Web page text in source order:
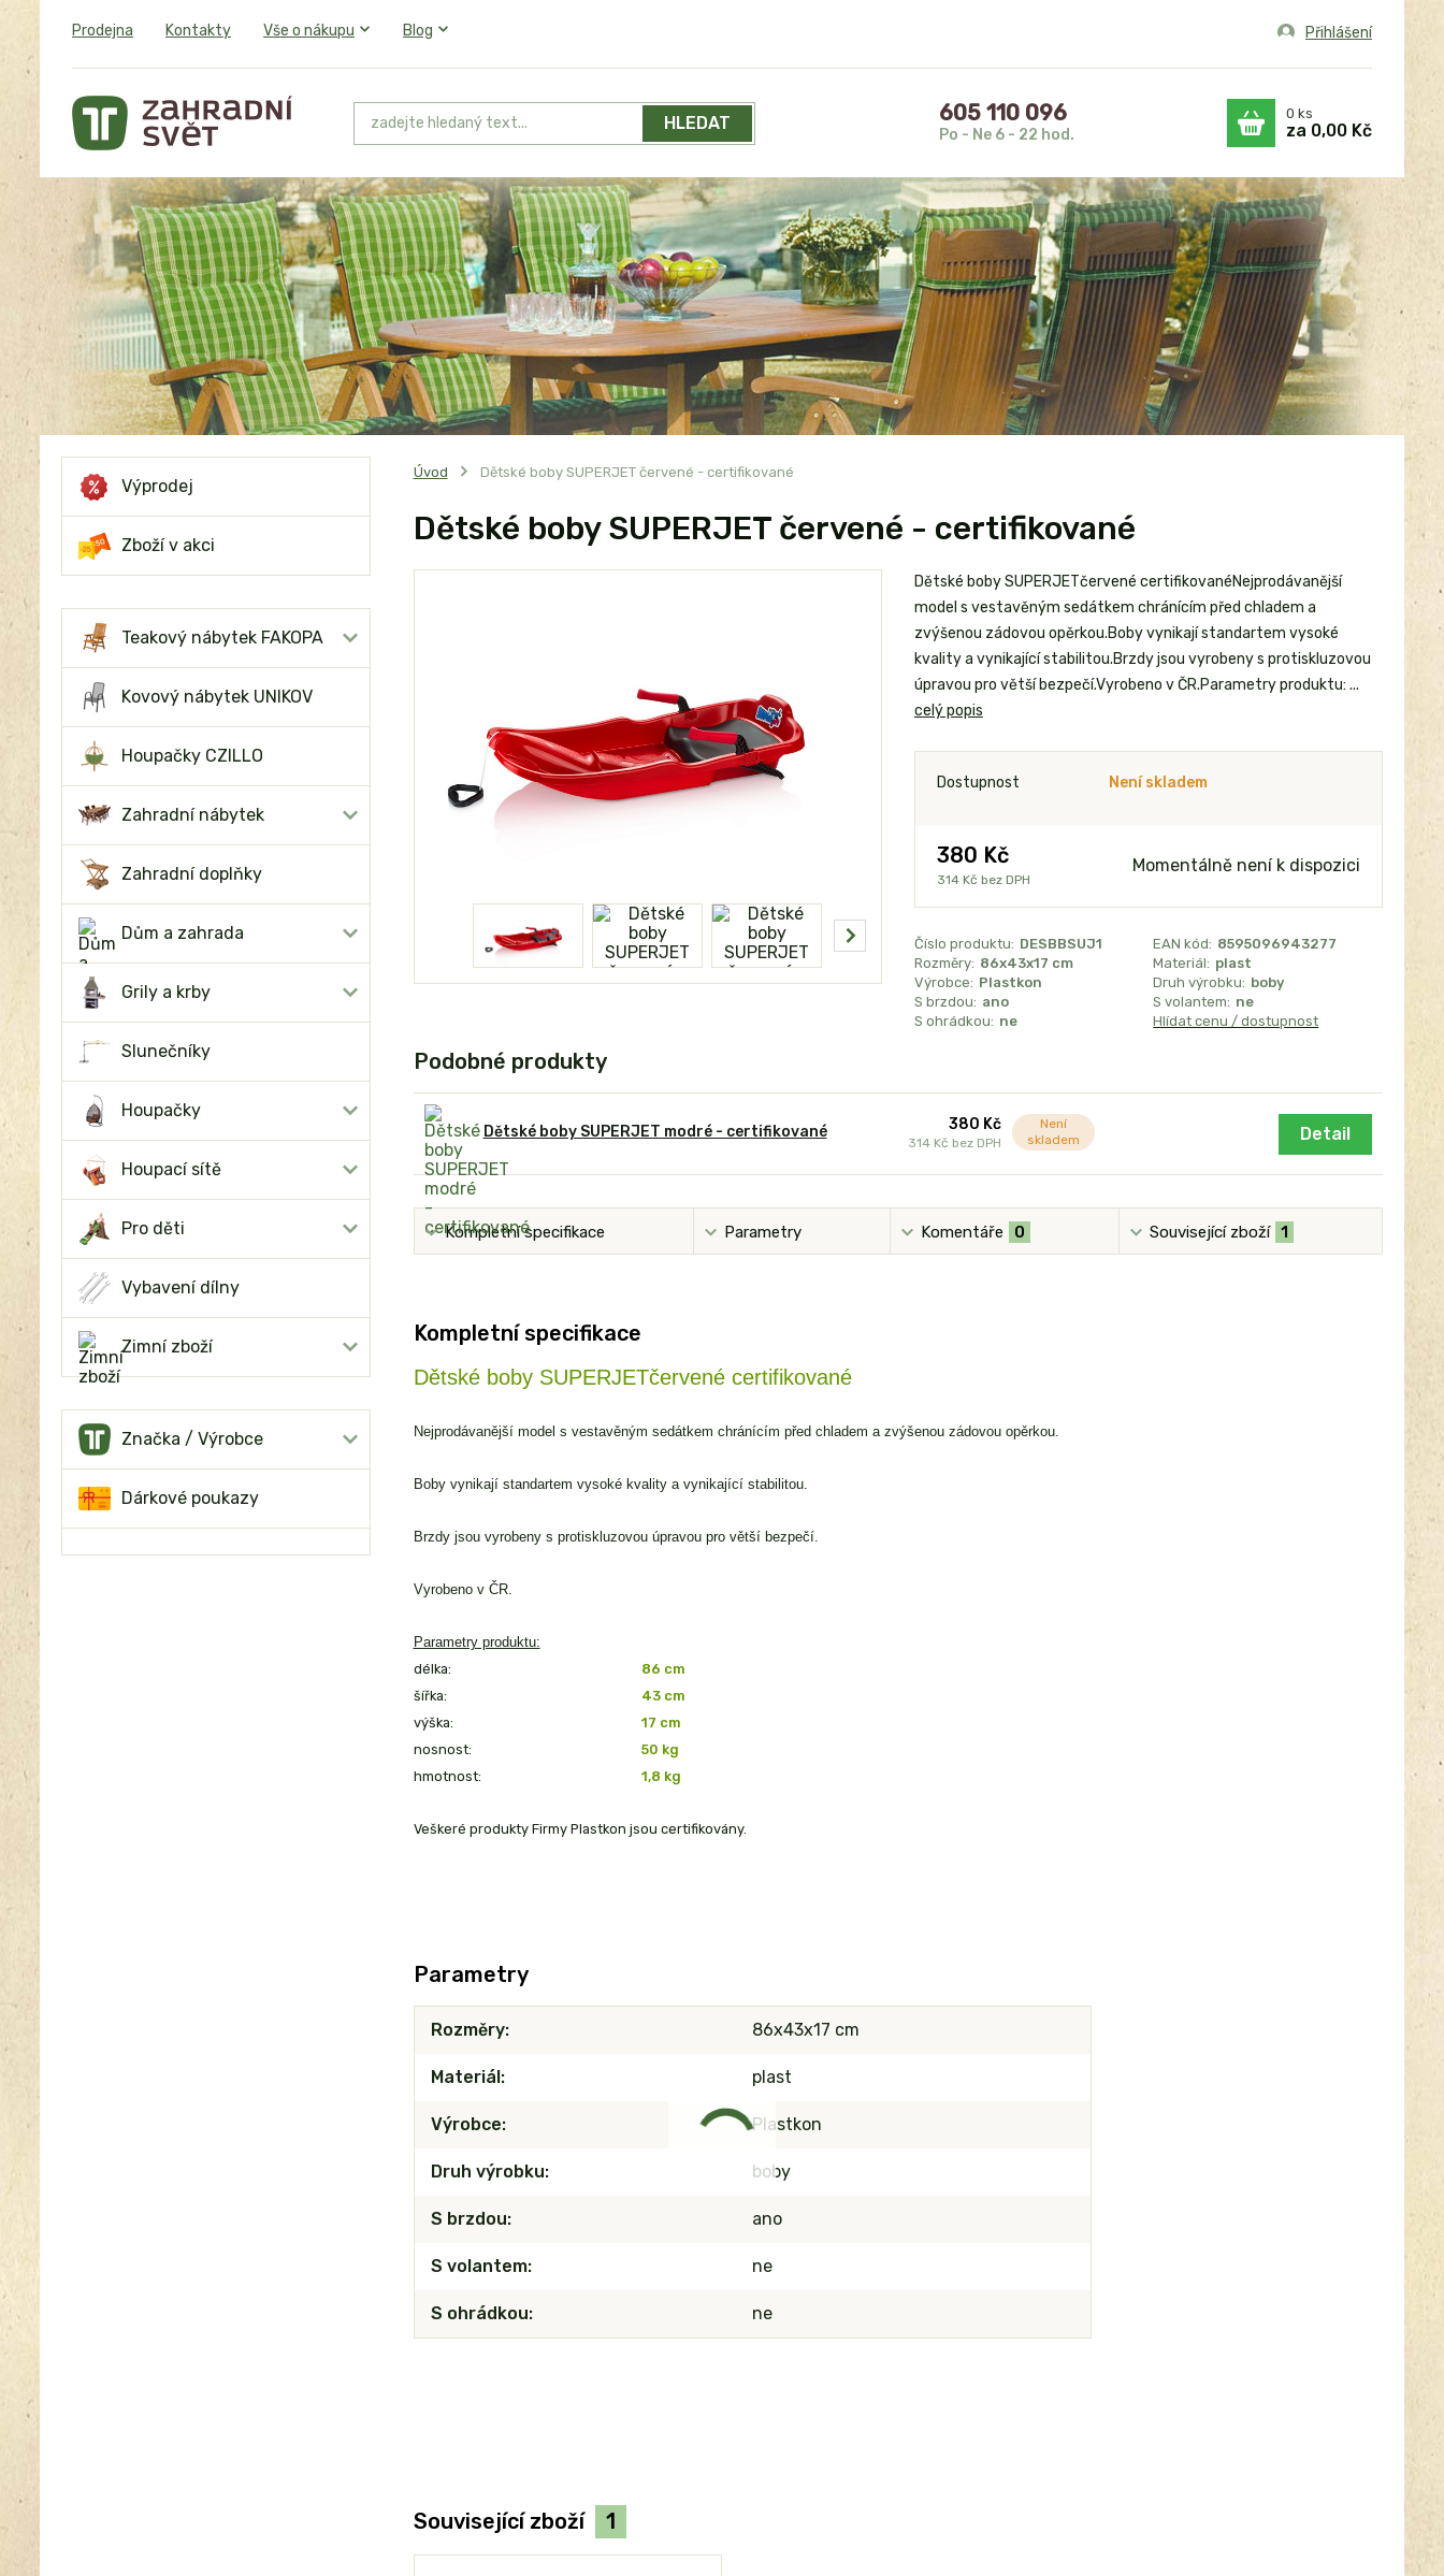
Prodejna Kontakty Vše o nákupu Blog Přihlášení
HLEDAT 605 110 096
Po - Ne 6 - 22 hod.
0 ks
za 0,00 Kč
Výprodej
Zboží v akci
Teakový nábytek FAKOPA
Kovový nábytek UNIKOV
Houpačky CZILLO
Zahradní nábytek
Zahradní doplňky
Dům a zahrada
Grily a krby
Slunečníky
Houpačky
Houpací sítě
Pro děti
Vybavení dílny
Zimní zboží
Značka / Výrobce
Dárkové poukazy
Úvod Dětské boby SUPERJET červené - certifikované
Dětské boby SUPERJET červené - certifikované
Dětské boby SUPERJETčervené certifikovanéNejprodávanější
model s vestavěným sedátkem chránícím před chladem a
zvýšenou zádovou opěrkou.Boby vynikají standartem vysoké
kvality a vynikající stabilitou.Brzdy jsou vyrobeny s protiskluzovou
úpravou pro větší bezpečí.Vyrobeno v ČR.Parametry produktu: ...
celý popis
Dostupnost Není skladem
380 Kč
314 Kč bez DPH
Momentálně není k dispozici
Číslo produktu: DESBBSUJ1 EAN kód: 8595096943277
Rozměry: 86x43x17 cm Materiál: plast
Výrobce: Plastkon Druh výrobku: boby
S brzdou: ano S volantem: ne
S ohrádkou: ne Hlídat cenu / dostupnost
Podobné produkty
Dětské boby SUPERJET modré - certifikované 380 Kč
314 Kč bez DPH
Není
skladem
Detail
Kompletní specifikace Parametry Komentáře 0 Související zboží 1
Kompletní specifikace
Dětské boby SUPERJETčervené certifikované
Nejprodávanější model s vestavěným sedátkem chránícím před chladem a zvýšenou zádovou opěrkou.
Boby vynikají standartem vysoké kvality a vynikající stabilitou.
Brzdy jsou vyrobeny s protiskluzovou úpravou pro větší bezpečí.
Vyrobeno v ČR.
Parametry produktu:
délka:
86 cm
šířka:
43 cm
výška:
17 cm
nosnost:
50 kg
hmotnost:
1,8 kg
Veškeré produkty Firmy Plastkon jsou certifikovány.
Parametry
Rozměry 86x43x17 cm
Materiál plast
Výrobce Plastkon
Druh výrobku boby
S brzdou ano
S volantem ne
S ohrádkou ne
Související zboží 1